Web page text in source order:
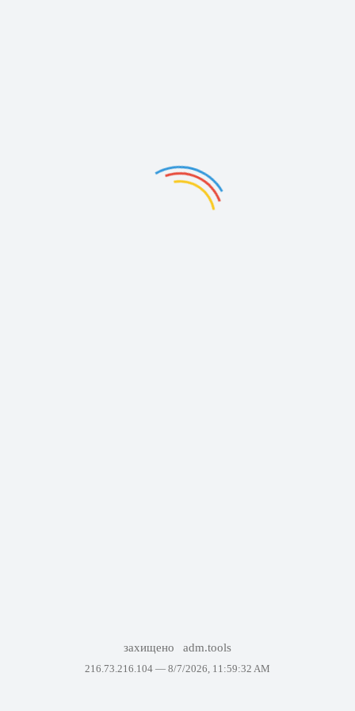
захищено adm.tools
216.73.216.104 — 8/7/2026, 11:59:32 AM